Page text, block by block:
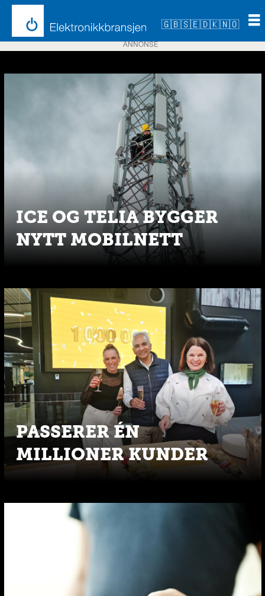
🇬🇧🇸🇪🇩🇰🇳🇴
Emne:
ANNONSE
ICE OG TELIA BYGGER
NYTT MOBILNETT
PASSERER ÉN
MILLIONER KUNDER